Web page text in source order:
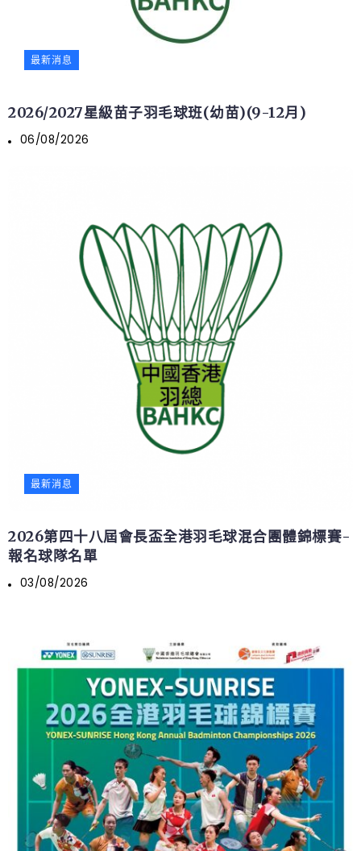
最新消息
2026/2027星級苗子羽毛球班(幼苗)(9-12月)
06/08/2026
最新消息
2026第四十八屆會長盃全港羽毛球混合團體錦標賽-
報名球隊名單
03/08/2026